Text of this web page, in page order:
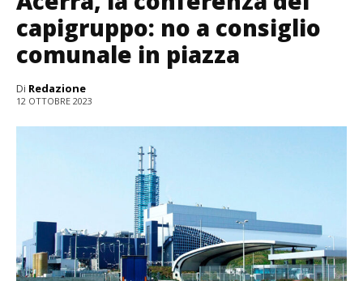
capigruppo: no a consiglio
comunale in piazza
Di Redazione
12 OTTOBRE 2023